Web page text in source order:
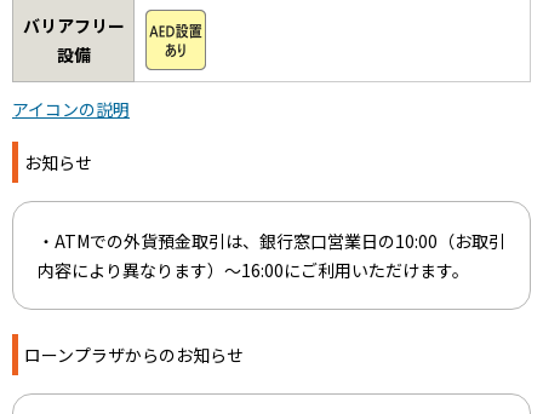
バリアフリー
設備
アイコンの説明
お知らせ
・ATMでの外貨預金取引は、銀行窓口営業日の10:00（お取引
内容により異なります）～16:00にご利用いただけます。
ローンプラザからのお知らせ